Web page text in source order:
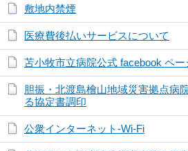
敷地内禁煙
医療費後払いサービスについて
苫小牧市立病院公式 facebook ペー
胆振・北渡島檜山地域災害拠点
る協定書調印
公衆インターネット-Wi-Fi